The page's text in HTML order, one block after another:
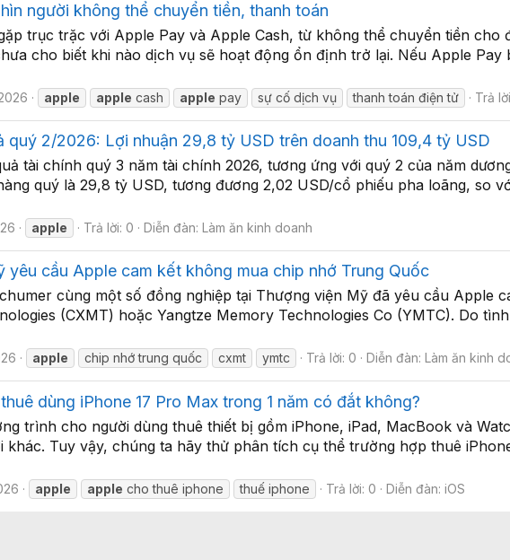
người không thể chuyển tiền, thanh toán
trục trặc với Apple Pay và Apple Cash, từ không thể chuyển tiền
cho biết khi nào dịch vụ sẽ hoạt động ổn định trở lại. Nếu Apple
apple apple cash apple pay sự cố dịch vụ thanh toán điện tử Trả
2/2026: Lợi nhuận 29,8 tỷ USD trên doanh thu 109,4 tỷ USD
tài chính quý 3 năm tài chính 2026, tương ứng với quý 2 của năm
quý là 29,8 tỷ USD, tương đương 2,02 USD/cổ phiếu pha loãng, so
apple Trả lời: 0 Diễn đàn:Làm ăn kinh doanh
yêu cầu Apple cam kết không mua chip nhớ Trung Quốc
cùng một số đồng nghiệp tại Thượng viện Mỹ đã yêu cầu Apple
(CXMT) hoặc Yangtze Memory Technologies Co (YMTC). Do
apple chip nhớ trung quốc cxmt ymtc Trả lời: 0 Diễn đàn:Làm ăn kinh
dùng iPhone 17 Pro Max trong 1 năm có đắt không?
trình cho người dùng thuê thiết bị gồm iPhone, iPad, MacBook và
Tuy vậy, chúng ta hãy thử phân tích cụ thể trường hợp thuê
apple apple cho thuê iphone thuế iphone Trả lời: 0 Diễn đàn:iOS